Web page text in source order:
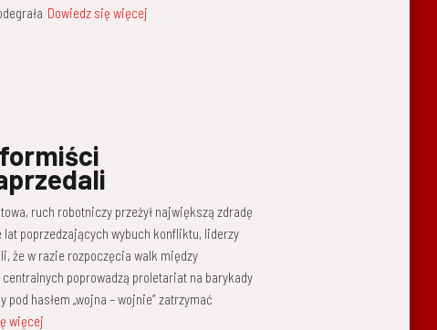
Dowiedz się więcej
ruch robotniczy przeżył największą zdradę
poprzedzających wybuch konfliktu, liderzy
że w razie rozpoczęcia walk między
poprowadzą proletariat na barykady
hasłem „wojna – wojnie” zatrzymać
więcej